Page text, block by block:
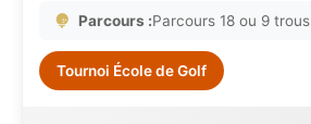
Parcours :Parcours 18 ou 9 trous
Tournoi École de Golf